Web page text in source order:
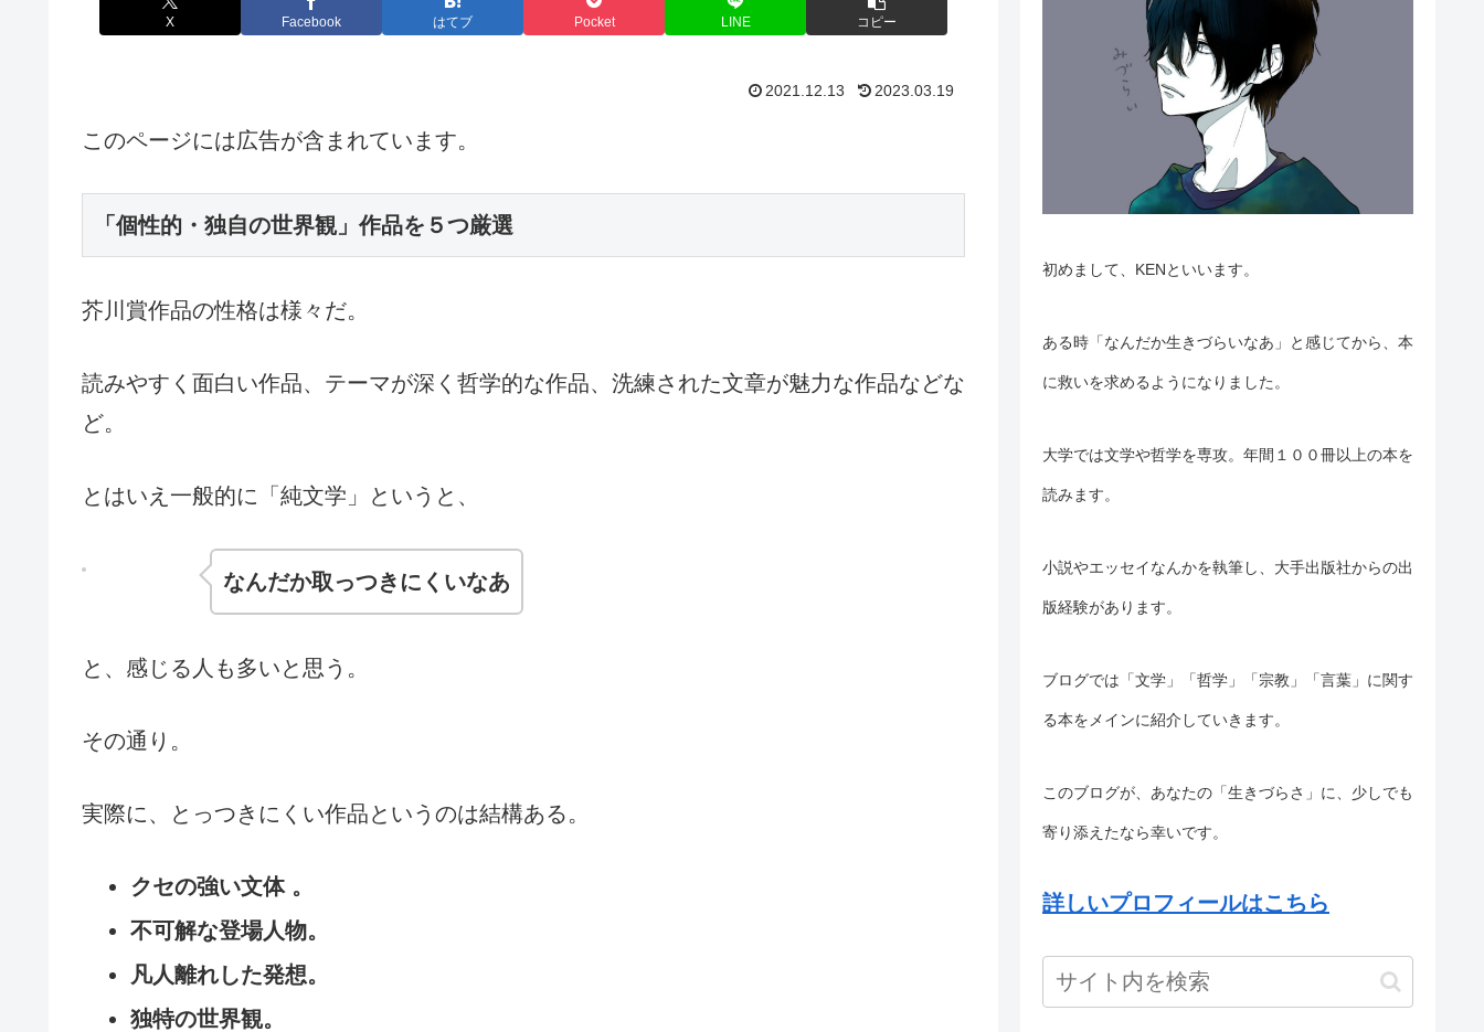
X Facebook はてブ Pocket LINE コピー
2021.12.13 2023.03.19
このページには広告が含まれています。
「個性的・独自の世界観」作品を５つ厳選
芥川賞作品の性格は様々だ。
読みやすく面白い作品、テーマが深く哲学的な作品、洗練された文章が魅力な作品などな
ど。
とはいえ一般的に「純文学」というと、
なんだか取っつきにくいなあ
と、感じる人も多いと思う。
その通り。
実際に、とっつきにくい作品というのは結構ある。
クセの強い文体 。
不可解な登場人物。
凡人離れした発想。
独特の世界観。
初めまして、KENといいます。
ある時「なんだか生きづらいなあ」と感じてから、本
に救いを求めるようになりました。
大学では文学や哲学を専攻。年間１００冊以上の本を
読みます。
小説やエッセイなんかを執筆し、大手出版社からの出
版経験があります。
ブログでは「文学」「哲学」「宗教」「言葉」に関す
る本をメインに紹介していきます。
このブログが、あなたの「生きづらさ」に、少しでも
寄り添えたなら幸いです。
詳しいプロフィールはこちら